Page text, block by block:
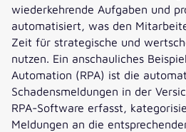
wiederkehrende Aufgaben und
automatisiert, was den
Zeit für strategische und
nutzen. Ein anschauliches
Automation (RPA) ist die
Schadensmeldungen in der
RPA-Software erfasst,
Meldungen an die